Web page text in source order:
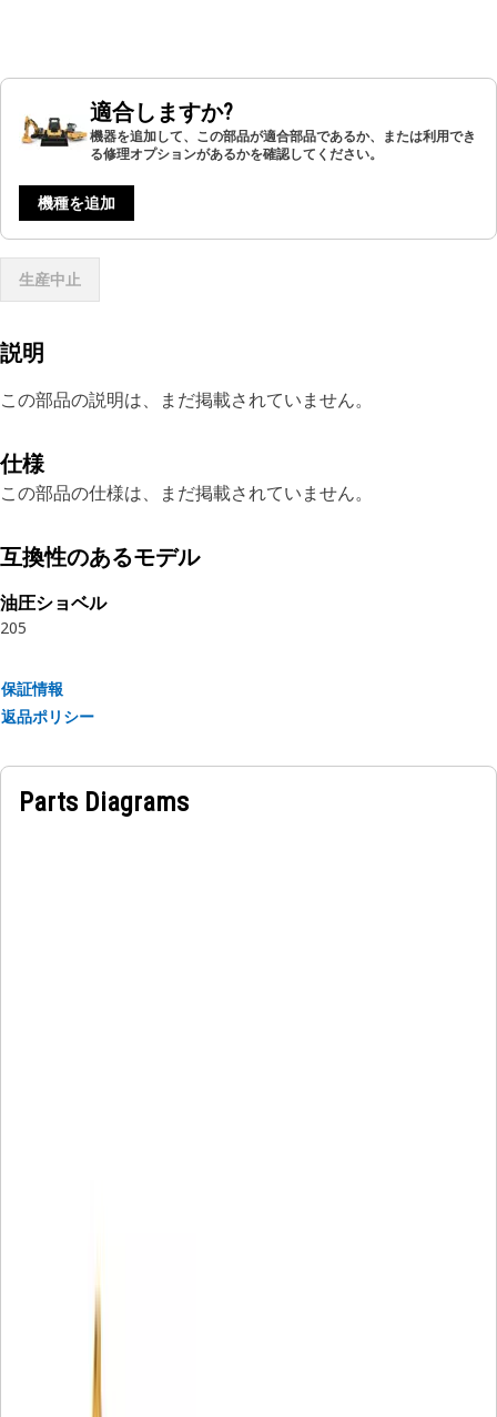
適合しますか?
機器を追加して、この部品が適合部品であるか、または利用でき
る修理オプションがあるかを確認してください。
機種を追加
生産中止
説明
この部品の説明は、まだ掲載されていません。
仕様
この部品の仕様は、まだ掲載されていません。
互換性のあるモデル
油圧ショベル
205
保証情報
返品ポリシー
Parts Diagrams